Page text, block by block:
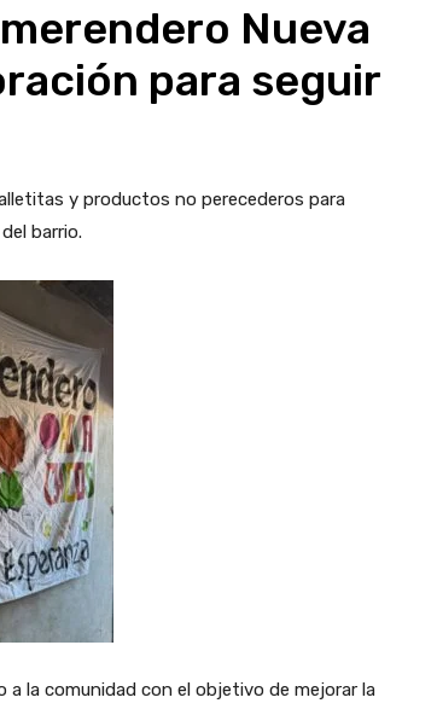
Nueva
para seguir
y productos no perecederos para
barrio.
a la comunidad con el objetivo de mejorar la